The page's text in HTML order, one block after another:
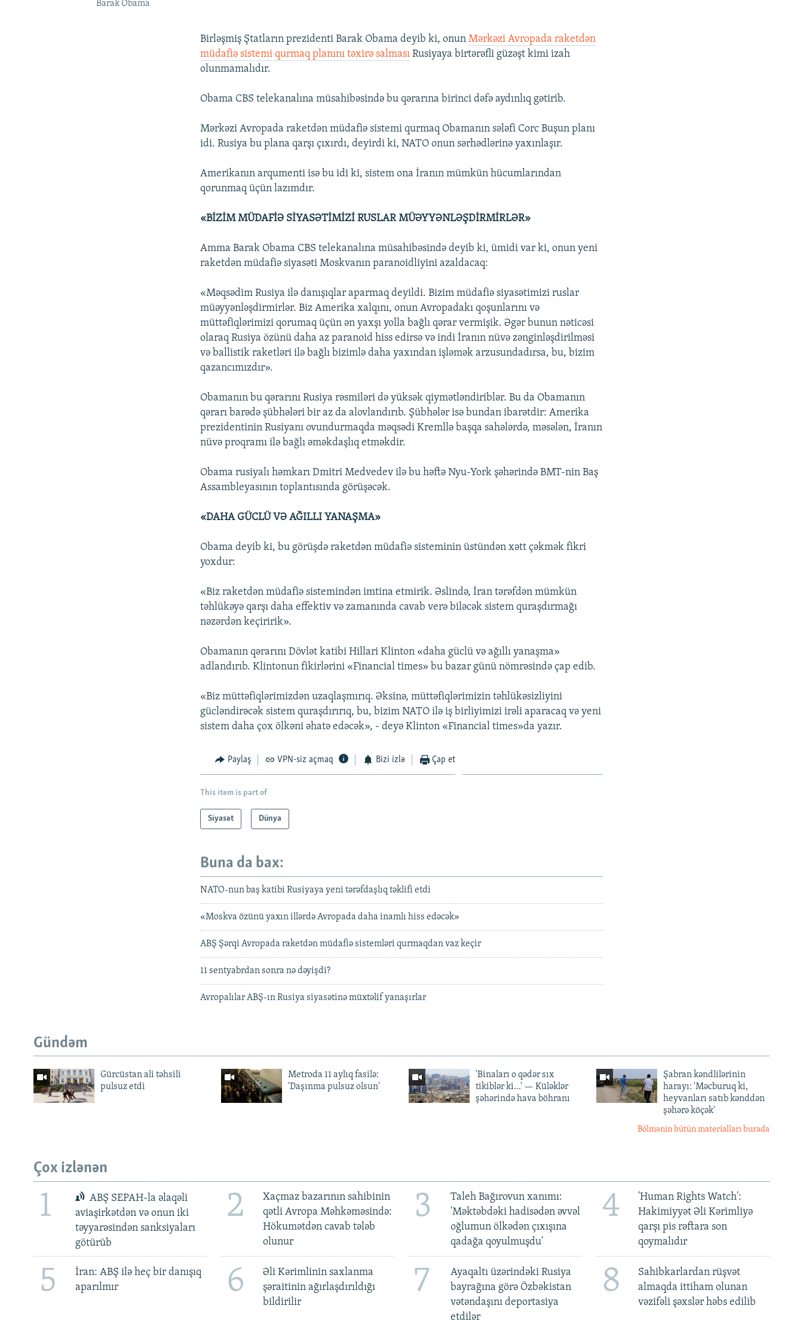
Barak Obama
Birləşmiş Ştatların prezidenti Barak Obama deyib ki, onunMərkəzi Avropada raketdən
müdafiə sistemi qurmaq planını təxirə salması Rusiyaya birtərəfli güzəşt kimi izah
olunmamalıdır.
Obama CBS telekanalına müsahibəsində bu qərarına birinci dəfə aydınlıq gətirib.
Mərkəzi Avropada raketdən müdafiə sistemi qurmaq Obamanın sələfi Corc Buşun planı
idi. Rusiya bu plana qarşı çıxırdı, deyirdi ki, NATO onun sərhədlərinə yaxınlaşır.
Amerikanın arqumenti isə bu idi ki, sistem ona İranın mümkün hücumlarından
qorunmaq üçün lazımdır.
«BİZİM MÜDAFİƏ SİYASƏTİMİZİ RUSLAR MÜƏYYƏNLƏŞDİRMİRLƏR»
Amma Barak Obama CBS telekanalına müsahibəsində deyib ki, ümidi var ki, onun yeni
raketdən müdafiə siyasəti Moskvanın paranoidliyini azaldacaq:
«Məqsədim Rusiya ilə danışıqlar aparmaq deyildi. Bizim müdafiə siyasətimizi ruslar
müəyyənləşdirmirlər. Biz Amerika xalqını, onun Avropadakı qoşunlarını və
müttəfiqlərimizi qorumaq üçün ən yaxşı yolla bağlı qərar vermişik. Əgər bunun nəticəsi
olaraq Rusiya özünü daha az paranoid hiss edirsə və indi İranın nüvə zənginləşdirilməsi
və ballistik raketləri ilə bağlı bizimlə daha yaxından işləmək arzusundadırsa, bu, bizim
qazancımızdır».
Obamanın bu qərarını Rusiya rəsmiləri də yüksək qiymətləndiriblər. Bu da Obamanın
qərarı barədə şübhələri bir az da alovlandırıb. Şübhələr isə bundan ibarətdir: Amerika
prezidentinin Rusiyanı ovundurmaqda məqsədi Kremllə başqa sahələrdə, məsələn, İranın
nüvə proqramı ilə bağlı əməkdaşlıq etməkdir.
Obama rusiyalı həmkarı Dmitri Medvedev ilə bu həftə Nyu-York şəhərində BMT-nin Baş
Assambleyasının toplantısında görüşəcək.
«DAHA GÜCLÜ VƏ AĞILLI YANAŞMA»
Obama deyib ki, bu görüşdə raketdən müdafiə sisteminin üstündən xətt çəkmək fikri
yoxdur:
«Biz raketdən müdafiə sistemindən imtina etmirik. Əslində, İran tərəfdən mümkün
təhlükəyə qarşı daha effektiv və zamanında cavab verə biləcək sistem quraşdırmağı
nəzərdən keçiririk».
Obamanın qərarını Dövlət katibi Hillari Klinton «daha güclü və ağıllı yanaşma»
adlandırıb. Klintonun fikirlərini «Financial times» bu bazar günü nömrəsində çap edib.
«Biz müttəfiqlərimizdən uzaqlaşmırıq. Əksinə, müttəfiqlərimizin təhlükəsizliyini
gücləndirəcək sistem quraşdırırıq, bu, bizim NATO ilə iş birliyimizi irəli aparacaq və yeni
sistem daha çox ölkəni əhatə edəcək», - deyə Klinton «Financial times»da yazır.
Paylaş VPN-siz açmaq Bizi izlə Çap et
This item is part of
Siyasət Dünya
Buna da bax:
NATO-nun baş katibi Rusiyaya yeni tərəfdaşlıq təklifi etdi
«Moskva özünü yaxın illərdə Avropada daha inamlı hiss edəcək»
ABŞ Şərqi Avropada raketdən müdafiə sistemləri qurmaqdan vaz keçir
11 sentyabrdan sonra nə dəyişdi?
Avropalılar ABŞ-ın Rusiya siyasətinə müxtəlif yanaşırlar
Gündəm
Gürcüstan ali təhsili
pulsuz etdi
Metroda 11 aylıq fasilə:
'Daşınma pulsuz olsun'
'Binaları o qədər sıx
tikiblər ki...' — Küləklər
şəhərində hava böhranı
Şabran kəndlilərinin
harayı: 'Məcburuq ki,
heyvanları satıb kənddən
şəhərə köçək'
Bölmənin bütün materialları burada
Çox izlənən
1
ABŞ SEPAH-la əlaqəli
aviaşirkətdən və onun iki
təyyarəsindən sanksiyaları
götürüb
2
Xaçmaz bazarının sahibinin
qətli Avropa Məhkəməsində:
Hökumətdən cavab tələb
olunur
3
Taleh Bağırovun xanımı:
'Məktəbdəki hadisədən əvvəl
oğlumun ölkədən çıxışına
qadağa qoyulmuşdu'
4
'Human Rights Watch':
Hakimiyyət Əli Kərimliyə
qarşı pis rəftara son
qoymalıdır
5
İran: ABŞ ilə heç bir danışıq
aparılmır
6
Əli Kərimlinin saxlanma
şəraitinin ağırlaşdırıldığı
bildirilir
7
Ayaqaltı üzərindəki Rusiya
bayrağına görə Özbəkistan
vətəndaşını deportasiya
etdilər
8
Sahibkarlardan rüşvət
almaqda ittiham olunan
vəzifəli şəxslər həbs edilib